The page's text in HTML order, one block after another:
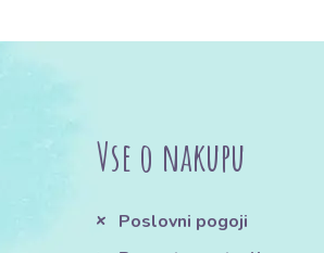
Vse o nakupu
Poslovni pogoji